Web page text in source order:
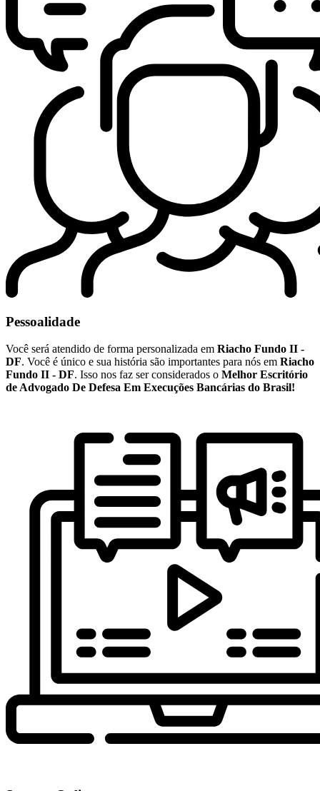
Pessoalidade
Você será atendido de forma personalizada em Riacho Fundo II -
DF. Você é único e sua história são importantes para nós em Riacho
Fundo II - DF. Isso nos faz ser considerados o Melhor Escritório
de Advogado De Defesa Em Execuções Bancárias do Brasil!